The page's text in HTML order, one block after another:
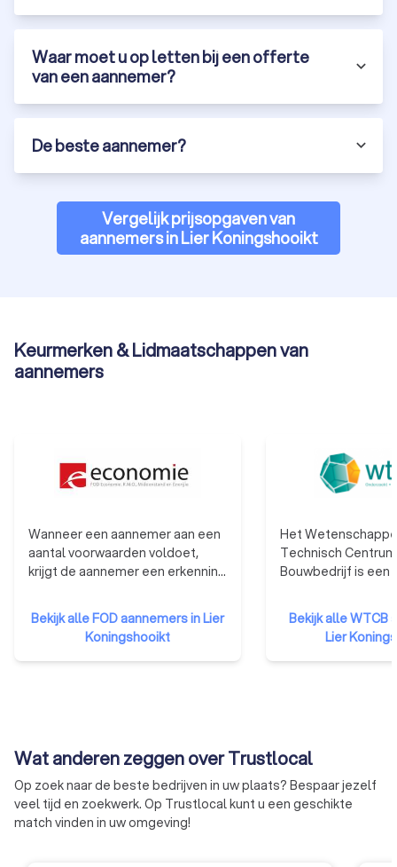
Waar moet u op letten bij een offerte
van een aannemer?
De beste aannemer?
Vergelijk prijsopgaven van
aannemers in Lier Koningshooikt
Keurmerken & Lidmaatschappen van
aannemers
Wanneer een aannemer aan een
aantal voorwaarden voldoet,
krijgt de aannemer een erkenning
minister op advies van de
federale erkenningscommissie.
De erkenning geeft aan de
aanbestedende overheden het
kwaliteitslabel.
Bekijk alle FOD aannemers in Lier
Koningshooikt
Het
Technisch
Bouwbedrijf is een
in 1960 om het
onderzoek in de
bevorderen en zo
verlenen van
voorlichting,
aan zijn leden, en
tot de algemene
Bekijk alle WTCB
Lier
Wat anderen zeggen over Trustlocal
Op zoek naar de beste bedrijven in uw plaats? Bespaar jezelf
veel tijd en zoekwerk. Op Trustlocal kunt u een geschikte
match vinden in uw omgeving!